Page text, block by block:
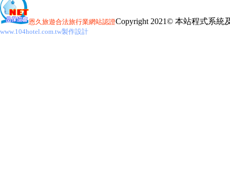
恩久旅遊合法旅行業網站認證Copyright 2021© 本站程式系統
www.104hotel.com.tw製作設計